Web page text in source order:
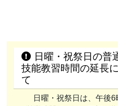
日曜・祝祭日の普
技能教習時間の延長
て
日曜・祝祭日は、午後6